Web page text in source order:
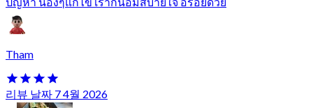
Tham
리뷰 날짜 7 4월 2026